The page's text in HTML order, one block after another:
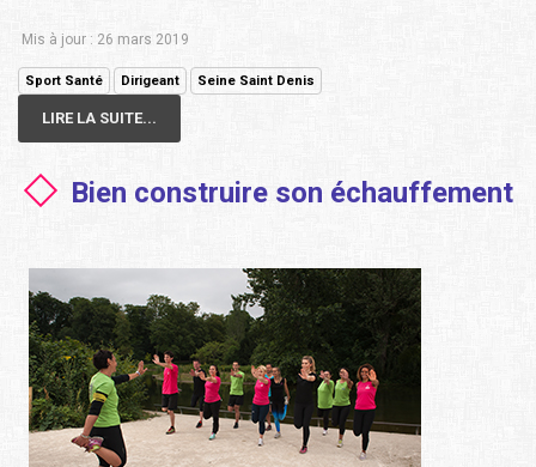
Mis à jour : 26 mars 2019
Sport Santé Dirigeant Seine Saint Denis
LIRE LA SUITE...
Bien construire son échauffement